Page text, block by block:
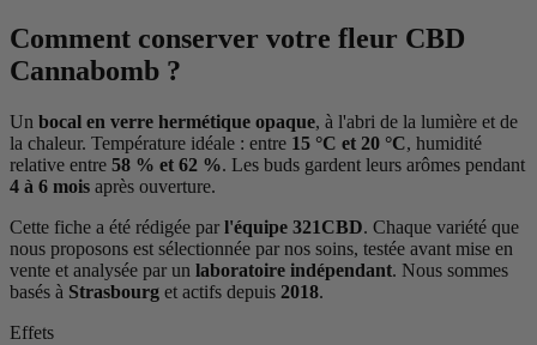
Comment conserver votre fleur CBD
Cannabomb ?
Un bocal en verre hermétique opaque, à l'abri de la lumière et de
la chaleur. Température idéale : entre 15 °C et 20 °C, humidité
relative entre 58 % et 62 %. Les buds gardent leurs arômes pendant
4 à 6 mois après ouverture.
Cette fiche a été rédigée par l'équipe 321CBD. Chaque variété que
nous proposons est sélectionnée par nos soins, testée avant mise en
vente et analysée par un laboratoire indépendant. Nous sommes
basés à Strasbourg et actifs depuis 2018.
Effets